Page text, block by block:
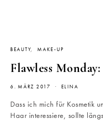
BEAUTY MAKE-UP
Flawless
6. MÄRZ 2017 ELINA
Dass ich mich für Kosmetik
Haar interessiere, sollte